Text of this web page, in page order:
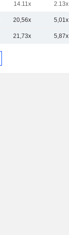
14.11x 2.13x
20,56x 5,01x
21,73x 5,87x